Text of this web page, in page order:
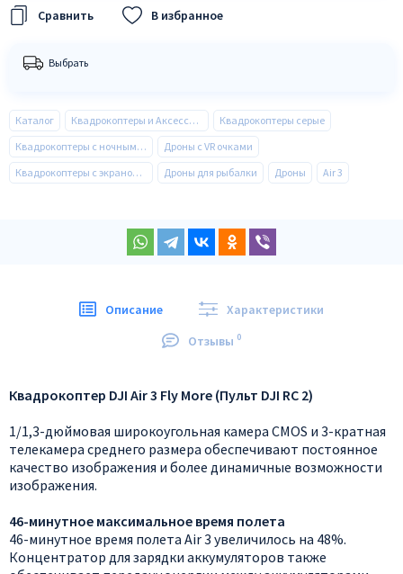
В избранное
Выбрать
Каталог Квадрокоптеры и Аксессуары
Квадрокоптеры серые
Квадрокоптеры с ночным видением
Дроны с VR очками
Квадрокоптеры с экраном на пульте управления
Дроны для рыбалки Дроны Air 3
Описание
Характеристики
Отзывы 0
Квадрокоптер DJI Air 3 Fly More (Пульт DJI RC 2)
1/1,3-дюймовая широкоугольная камера CMOS и 3-кратная
телекамера среднего размера обеспечивают постоянное
качество изображения и более динамичные возможности
изображения.
46-минутное максимальное время полета
46-минутное время полета Air 3 увеличилось на 48%.
Концентратор для зарядки аккумуляторов также